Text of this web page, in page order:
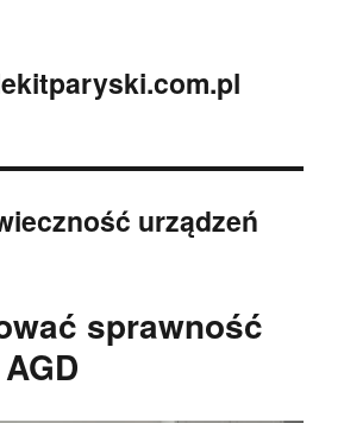
urządzeń
sprawność